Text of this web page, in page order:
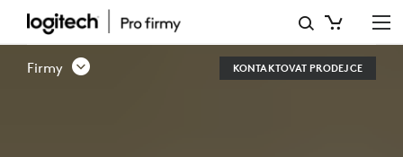
ŘEŠENÍ
REZERVACE
Firmy KONTAKTOVAT PRODEJCE